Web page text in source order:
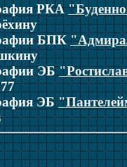
РКА
БПК
ЭБ
ЭБ